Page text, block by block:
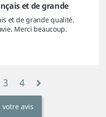
et de grande
et de grande qualité.
Merci beaucoup.
3 4
votre avis